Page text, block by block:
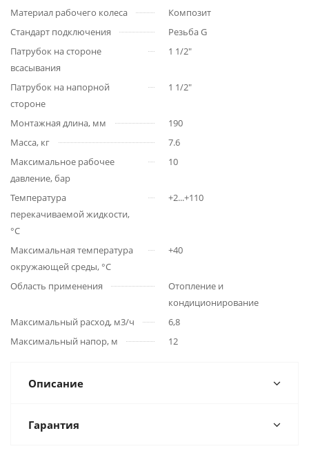
Материал рабочего колеса
Композит
Стандарт подключения
Резьба G
Патрубок на стороне
всасывания
1 1/2"
Патрубок на напорной
стороне
1 1/2"
Монтажная длина, мм
190
Масса, кг
7.6
Максимальное рабочее
давление, бар
10
Температура
перекачиваемой жидкости,
°С
+2...+110
Максимальная температура
окружающей среды, °С
+40
Область применения
Отопление и
кондиционирование
Максимальный расход, м3/ч
6,8
Максимальный напор, м
12
Описание
Гарантия